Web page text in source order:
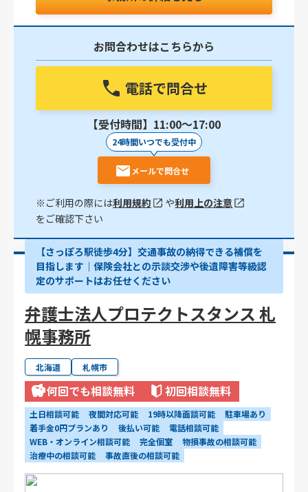
お問合わせはこちらから
電話で問合せ
【受付時間】11:00〜17:00
24時間いつでも受付中
メールで問合せ
※ご利用の際には利用規約 や利用上の注意
をご確認下さい
【さっぽろ駅徒歩4分】交通事故の納得できる補償を
目指します｜保険会社との示談交渉や後遺障害等級認
定のサポートはお任せください
弁護士法人プロテクトスタンス 札
幌事務所
北海道 札幌市
何回でも相談無料 初回相談無料
土日相談可能 夜間対応可能 19時以降面談可能
駐車場あり
着手金0円プランあり
後払い可能
電話相談可能
WEB・オンライン相談可能
完全個室
物損事故の相談可能
治療中の相談可能
事故直後の相談可能